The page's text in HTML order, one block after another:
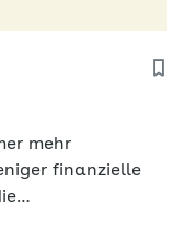
mehr
finanzielle